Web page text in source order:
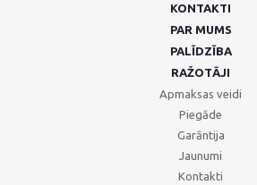
KONTAKTI
PAR MUMS
PALĪDZĪBA
RAŽOTĀJI
Apmaksas veidi
Piegāde
Garāntija
Jaunumi
Kontakti